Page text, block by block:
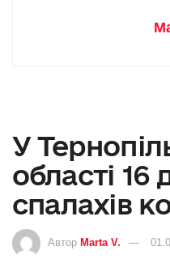
У
області 16
спалахів
Автор Marta V.